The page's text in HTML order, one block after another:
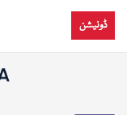
ڈونیشن